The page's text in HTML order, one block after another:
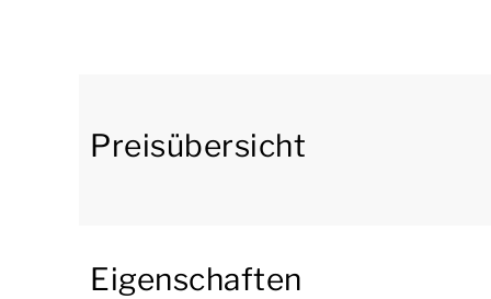
Im Erdgeschoss befindet sich ein
Badezimmer im Erdgeschoss. Eines dieser
Im ersten Stock gibt es 2 Schlafzimmer mit je
Preisübersicht
Eigenschaften